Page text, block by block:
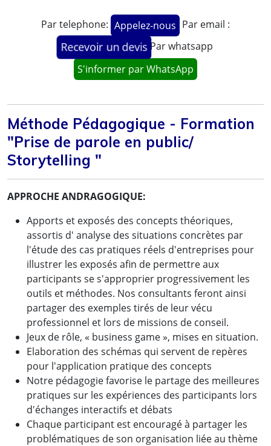
Par telephone: Appelez-nous Par email :
Recevoir un devis Par whatsapp
S'informer par WhatsApp
Méthode Pédagogique - Formation
"Prise de parole en public/
Storytelling "
APPROCHE ANDRAGOGIQUE:
Apports et exposés des concepts théoriques,
assortis d' analyse des situations concrètes par
l'étude des cas pratiques réels d'entreprises pour
illustrer les exposés afin de permettre aux
participants se s'approprier progressivement les
outils et méthodes. Nos consultants feront ainsi
partager des exemples tirés de leur vécu
professionnel et lors de missions de conseil.
Jeux de rôle, « business game », mises en situation.
Elaboration des schémas qui servent de repères
pour l'application pratique des concepts
Notre pédagogie favorise le partage des meilleures
pratiques sur les expériences des participants lors
d'échanges interactifs et débats
Chaque participant est encouragé à partager les
problématiques de son organisation liée au thème